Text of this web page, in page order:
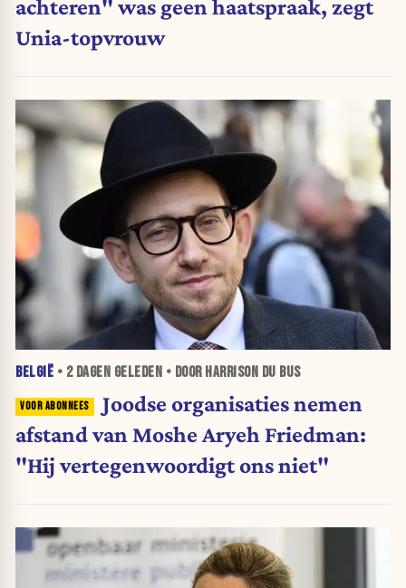
achteren" was geen haatspraak, zegt
Unia-topvrouw
BELGIË • 2 DAGEN GELEDEN • DOOR HARRISON DU BUS
Joodse organisaties nemen
afstand van Moshe Aryeh Friedman:
"Hij vertegenwoordigt ons niet"